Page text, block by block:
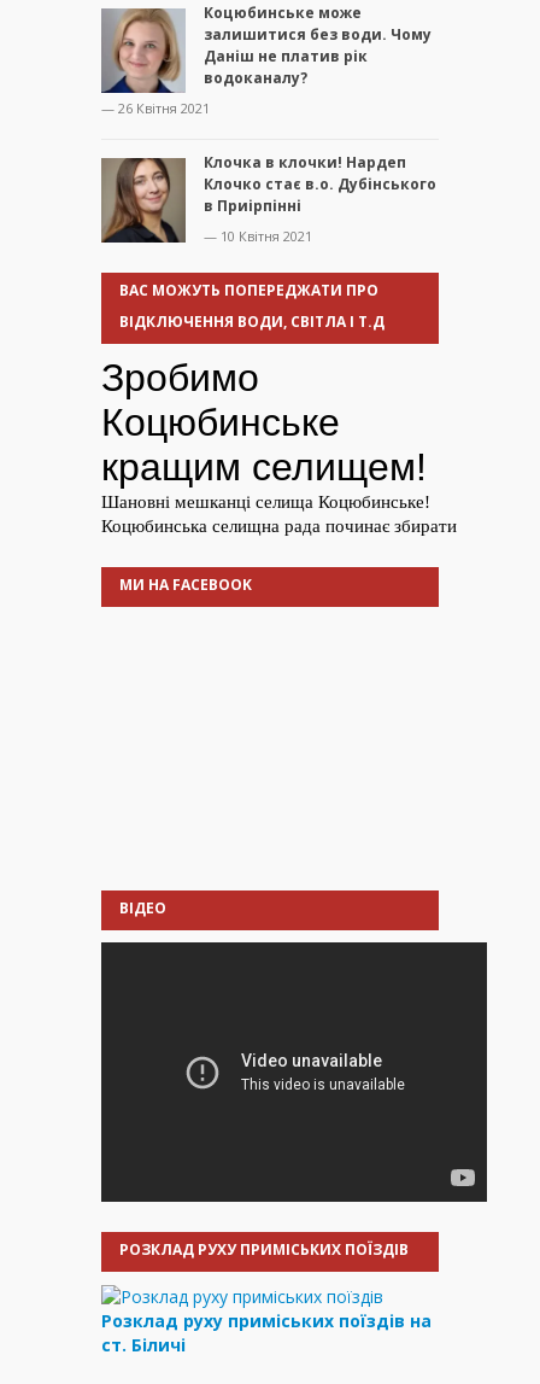
Коцюбинське може
залишитися без води. Чому
Даніш не платив рік
водоканалу?
— 26 Квітня 2021
Клочка в клочки! Нардеп
Клочко стає в.о. Дубінського
в Приірпінні
— 10 Квітня 2021
ВАС МОЖУТЬ ПОПЕРЕДЖАТИ ПРО
ВІДКЛЮЧЕННЯ ВОДИ, СВІТЛА І Т.Д
МИ НА FACEBOOK
ВІДЕО
РОЗКЛАД РУХУ ПРИМІСЬКИХ ПОЇЗДІВ
Розклад руху приміських поїздів на
ст. Біличі